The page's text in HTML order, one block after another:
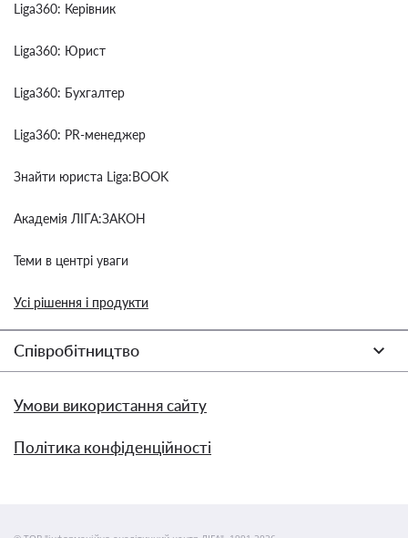
Liga360: Керівник
Liga360: Юрист
Liga360: Бухгалтер
Liga360: PR-менеджер
Знайти юриста Liga:BOOK
Академія ЛІГА:ЗАКОН
Теми в центрі уваги
Усі рішення і продукти
Співробітництво
Умови використання сайту
Політика конфіденційності